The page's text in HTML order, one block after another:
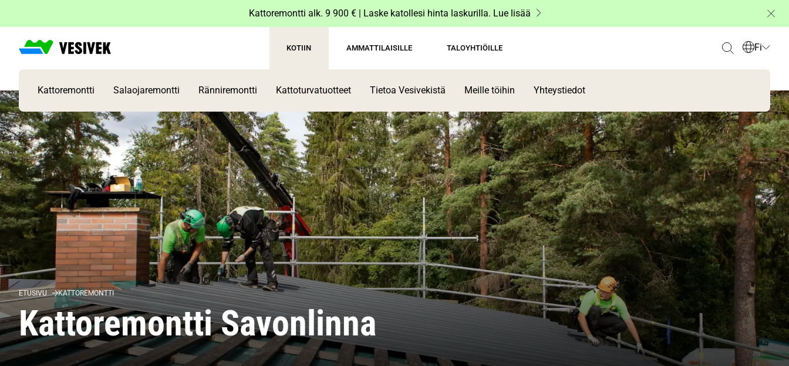
Kattoremontti alk. 9 900 € | Laske katollesi hinta laskurilla. Lue lisää
KOTIIN AMMATTILAISILLE TALOYHTIÖILLE Fi
Kattoremontti Salaojaremontti Ränniremontti Kattoturvatuotteet Tietoa Vesivekistä Meille töihin Yhteystiedot
ETUSIVU KATTOREMONTTI
Kattoremontti Savonlinna